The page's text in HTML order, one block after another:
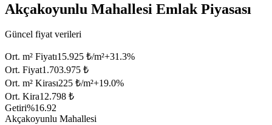
Akçakoyunlu Mahallesi Emlak Piyasası
Güncel fiyat verileri
Ort. m² Fiyatı15.925 ₺/m²+31.3%
Ort. Fiyat1.703.975 ₺
Ort. m² Kirası225 ₺/m²+19.0%
Ort. Kira12.798 ₺
Getiri%16.92
Akçakoyunlu Mahallesi